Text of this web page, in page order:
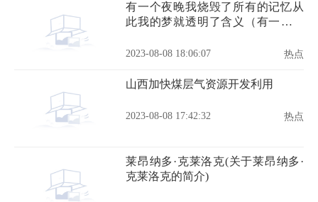
有一个夜晚我烧毁了所有的记忆从
此我的梦就透明了含义（有一个夜
2023-08-08 18:06:07 热点
山西加快煤层气资源开发利用
2023-08-08 17:42:32 热点
莱昂纳多·克莱洛克(关于莱昂纳多·
克莱洛克的简介)